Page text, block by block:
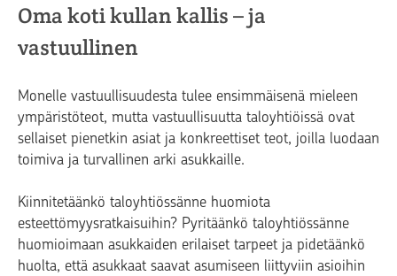
Oma koti kullan kallis – ja
vastuullinen
Monelle vastuullisuudesta tulee ensimmäisenä mieleen
ympäristöteot, mutta vastuullisuutta taloyhtiöissä ovat
sellaiset pienetkin asiat ja konkreettiset teot, joilla luodaan
toimiva ja turvallinen arki asukkaille.
Kiinnitetäänkö taloyhtiössänne huomiota
esteettömyysratkaisuihin? Pyritäänkö taloyhtiössänne
huomioimaan asukkaiden erilaiset tarpeet ja pidetäänkö
huolta, että asukkaat saavat asumiseen liittyviin asioihin